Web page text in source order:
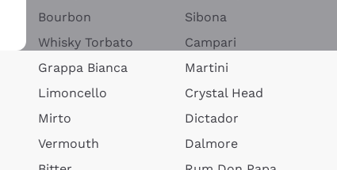
Bourbon
Whisky Torbato
Grappa Bianca
Limoncello
Mirto
Vermouth
Sibona
Campari
Martini
Crystal Head
Dictador
Dalmore